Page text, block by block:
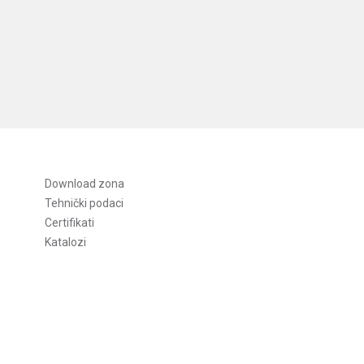
Download zona
Tehnički podaci
Certifikati
Katalozi